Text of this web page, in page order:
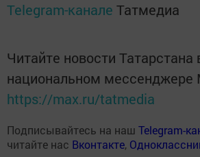
Telegram-канале Татмедиа
Читайте новости Татарстана
национальном мессенджере
https://max.ru/tatmedia
Подписывайтесь на наш Telegram-
читайте нас Вконтакте,